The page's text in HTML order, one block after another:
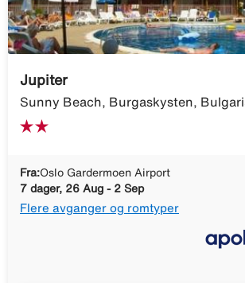
Jupiter
Sunny Beach, Burgaskysten,
Fra:Oslo Gardermoen Airport
7 dager, 26 Aug - 2 Sep
Flere avganger og romtyper